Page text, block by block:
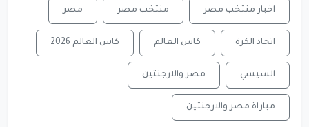
اخبار منتخب مصر منتخب مصر مصر
اتحاد الكرة كاس العالم كاس العالم 2026
السيسي مصر والارجنتين
مباراة مصر والارجنتين